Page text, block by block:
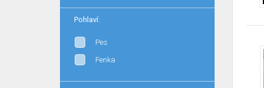
Pohlaví:
Pes
Fenka